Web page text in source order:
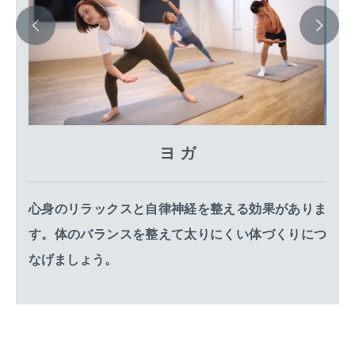
ヨ ガ
心身のリラックスと自律神経を整える効果がありま
す。体のバランスを整えて太りにくい体づくりにつ
なげましょう。